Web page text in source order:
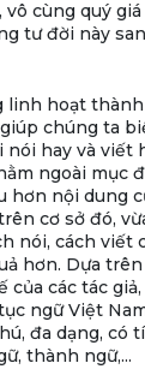
cùng quý
tư đời này
linh hoạt
chúng ta
hay và viết
ngoài mục
hơn nội dung
cơ sở đó,
nói, cách viết
hơn. Dựa
các tác
ngữ Việt
đa dạng, có
thành ngữ,...